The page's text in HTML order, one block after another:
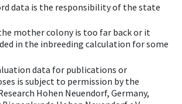
data is the responsibility of the state
mother colony is too far back or it
in the inbreeding calculation for some
data for publications or
is subject to permission by the
Hohen Neuendorf, Germany,